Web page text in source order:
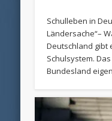
Schulleben in
Ländersache“–
Deutschland gibt
Schulsystem.
Bundesland